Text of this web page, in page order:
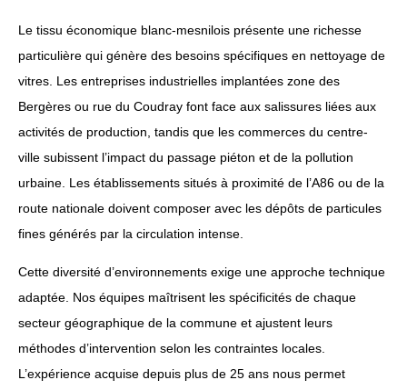
Le tissu économique blanc-mesnilois présente une richesse
particulière qui génère des besoins spécifiques en nettoyage de
vitres. Les entreprises industrielles implantées zone des
Bergères ou rue du Coudray font face aux salissures liées aux
activités de production, tandis que les commerces du centre-
ville subissent l’impact du passage piéton et de la pollution
urbaine. Les établissements situés à proximité de l’A86 ou de la
route nationale doivent composer avec les dépôts de particules
fines générés par la circulation intense.
Cette diversité d’environnements exige une approche technique
adaptée. Nos équipes maîtrisent les spécificités de chaque
secteur géographique de la commune et ajustent leurs
méthodes d’intervention selon les contraintes locales.
L’expérience acquise depuis plus de 25 ans nous permet